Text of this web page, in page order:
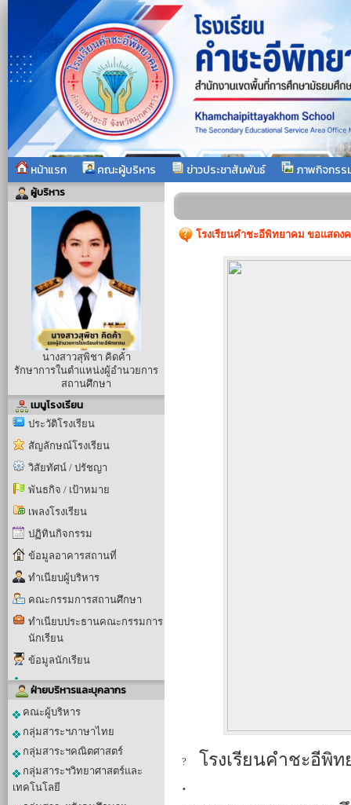
หน้าแรก คณะผู้บริหาร ข่าวประชาสัมพันธ์ ภาพกิจกรร
ผู้บริหาร
นางสาวสุพิชา คิดค้า
รักษาการในตำแหน่งผู้อำนวยการ
สถานศึกษา
เมนูโรงเรียน
ประวัติโรงเรียน
สัญลักษณ์โรงเรียน
วิสัยทัศน์ / ปรัชญา
พันธกิจ / เป้าหมาย
เพลงโรงเรียน
ปฏิทินกิจกรรม
ข้อมูลอาคารสถานที่
ทำเนียบผู้บริหาร
คณะกรรมการสถานศึกษา
ทำเนียบประธานคณะกรรมการ
นักเรียน
ข้อมูลนักเรียน
ฝ่ายบริหารและบุคลากร
คณะผู้บริหาร
กลุ่มสาระฯภาษาไทย
กลุ่มสาระฯคณิตศาสตร์
กลุ่มสาระฯวิทยาศาสตร์และ
เทคโนโลยี
โรงเรียนคำชะอีพิทยาคม ขอแสด
โรงเรียนคำชะอีพิ
.